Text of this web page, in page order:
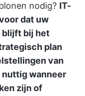
nodig? IT-
dat uw
blijft bij het
plan
van
nuttig wanneer
zijn of